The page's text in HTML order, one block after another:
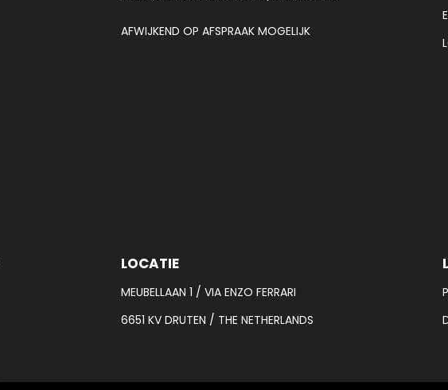
AFWIJKEND OP AFSPRAAK MOGELIJK
LOCATIE
MEUBELLAAN 1 / VIA ENZO FERRARI
6651 KV DRUTEN / THE NETHERLANDS